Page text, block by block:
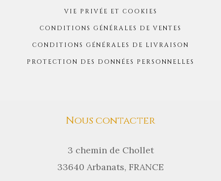
VIE PRIVÉE ET COOKIES
CONDITIONS GÉNÉRALES DE VENTES
CONDITIONS GÉNÉRALES DE LIVRAISON
PROTECTION DES DONNÉES PERSONNELLES
Nous contacter
3 chemin de Chollet
33640 Arbanats, FRANCE